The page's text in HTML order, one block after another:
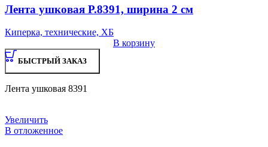
Лента ушковая Р.8391, ширина 2 см
Киперка, технические, ХБ
В корзину
БЫСТРЫЙ ЗАКАЗ
Лента ушковая 8391
Увеличить
В отложенное